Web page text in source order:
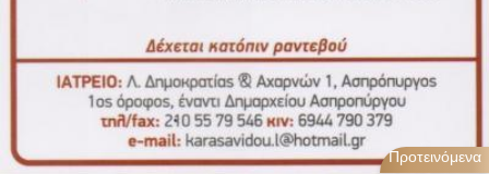
Προτεινόμενα